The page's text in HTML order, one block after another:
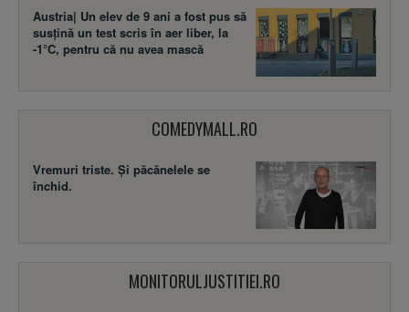
Austria| Un elev de 9 ani a fost pus să
susţină un test scris în aer liber, la
-1°C, pentru că nu avea mască
COMEDYMALL.RO
Vremuri triste. Şi păcănelele se
închid.
MONITORULJUSTITIEI.RO